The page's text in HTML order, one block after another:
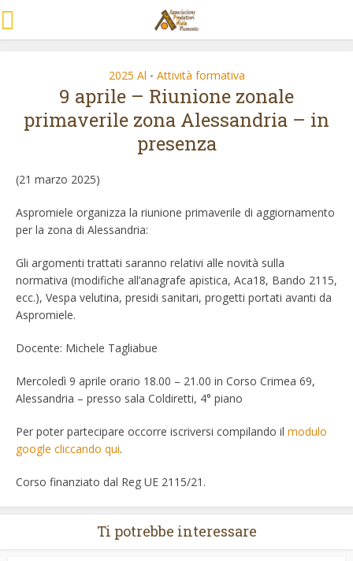
2025 Al • Attività formativa
9 aprile – Riunione zonale
primaverile zona Alessandria – in
presenza
(21 marzo 2025)
Aspromiele organizza la riunione primaverile di aggiornamento
per la zona di Alessandria:
Gli argomenti trattati saranno relativi alle novità sulla
normativa (modifiche all’anagrafe apistica, Aca18, Bando 2115,
ecc.), Vespa velutina, presidi sanitari, progetti portati avanti da
Aspromiele.
Docente: Michele Tagliabue
Mercoledì 9 aprile orario 18.00 – 21.00 in Corso Crimea 69,
Alessandria – presso sala Coldiretti, 4° piano
Per poter partecipare occorre iscriversi compilando il modulo
google cliccando qui.
Corso finanziato dal Reg UE 2115/21.
Ti potrebbe interessare